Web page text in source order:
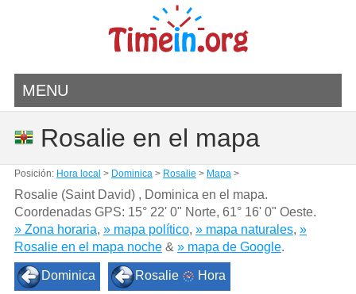
MENU
Rosalie en el mapa
Posición: Hora local > Dominica> Rosalie > Mapa>
Rosalie (Saint David) , Dominica en el mapa.
Coordenadas GPS: 15° 22' 0" Norte, 61° 16' 0" Oeste.
» Zona horaria, » mapa político, » mapa naturales, »
Rosalie en el mapa noche& » mapa de Google.
Dominica Rosalie Hora